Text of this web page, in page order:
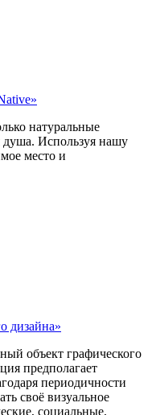
натуральные
душа. Используя нашу
место и
дизайна»
объект графического
предполагает
периодичности
своё визуальное
социальные,